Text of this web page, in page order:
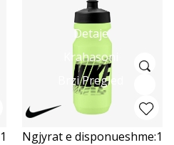
1
Detaje
Krahasoni
Brzi Pregled
Ngjyrat e disponueshme:1